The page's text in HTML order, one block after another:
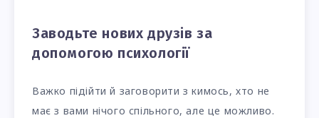
Заводьте нових друзів за
допомогою психології
Важко підійти й заговорити з кимось, хто не
має з вами нічого спільного, але це можливо.